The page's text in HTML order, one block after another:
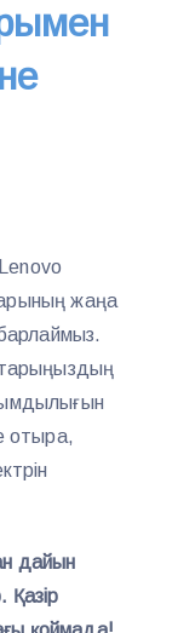
жаңа
отыра,
дайын